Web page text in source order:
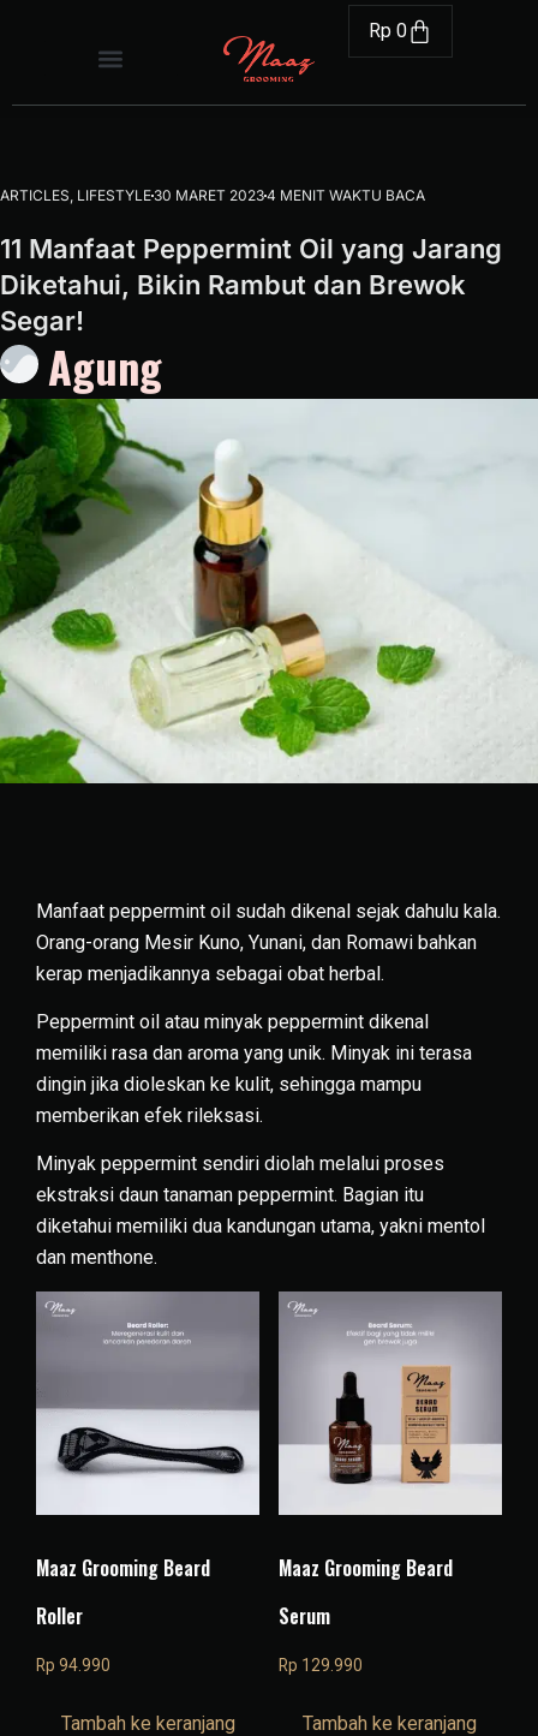
Rp 0
ARTICLES LIFESTYLE 30 MARET 20234 MENIT WAKTU BACA
11 Manfaat Peppermint Oil yang Jarang
Diketahui, Bikin Rambut dan Brewok
Segar!
Agung
Manfaat peppermint oil sudah dikenal sejak dahulu kala.
Orang-orang Mesir Kuno, Yunani, dan Romawi bahkan
kerap menjadikannya sebagai obat herbal.
Peppermint oil atau minyak peppermint dikenal
memiliki rasa dan aroma yang unik. Minyak ini terasa
dingin jika dioleskan ke kulit, sehingga mampu
memberikan efek rileksasi.
Minyak peppermint sendiri diolah melalui proses
ekstraksi daun tanaman peppermint. Bagian itu
diketahui memiliki dua kandungan utama, yakni mentol
dan menthone.
Maaz Grooming Beard
Roller
Rp 94.990
Tambah ke keranjang
Maaz Grooming Beard
Serum
Rp 129.990
Tambah ke keranjang